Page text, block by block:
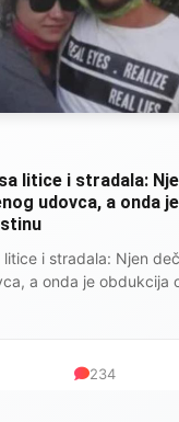
litice i stradala:
udovca, a onda
litice i stradala: Njen
a onda je obdukcija
234